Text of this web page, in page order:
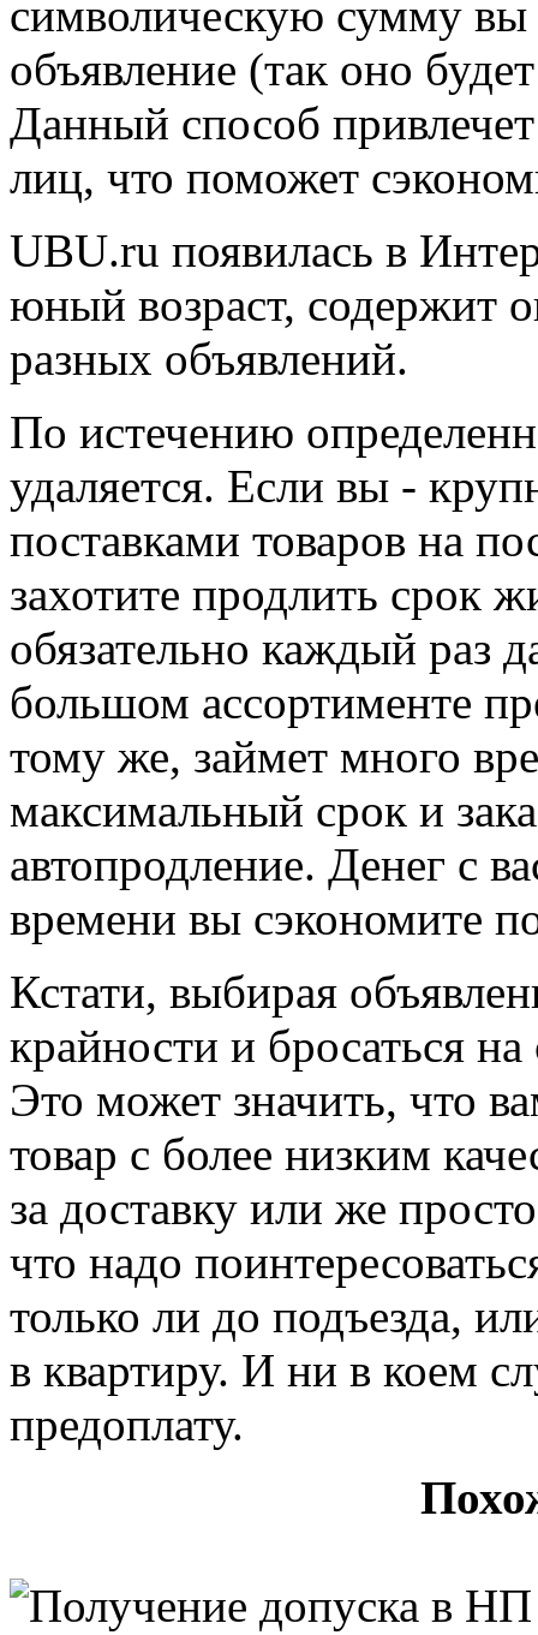
символическую сумму вы
объявление (так оно
Данный способ
лиц, что поможет
UBU.ru появилась в
юный возраст, содержит
разных объявлений.
По истечению
удаляется. Если вы -
поставками товаров на
захотите продлить срок
обязательно каждый раз
большом ассортименте
тому же, займет много
максимальный срок и
автопродление. Денег с
времени вы сэкономите
Кстати, выбирая
крайности и бросаться
Это может значить, что
товар с более низким
за доставку или же
что надо
только ли до подъезда,
в квартиру. И ни в коем
предоплату.